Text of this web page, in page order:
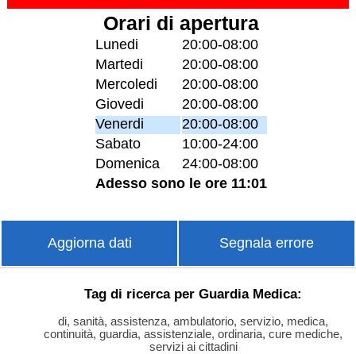
Orari di apertura
Lunedi
20:00-08:00
Martedi
20:00-08:00
Mercoledi
20:00-08:00
Giovedi
20:00-08:00
Venerdi
20:00-08:00
Sabato
10:00-24:00
Domenica
24:00-08:00
Adesso sono le ore 11:01
Aggiorna dati Segnala errore
Tag di ricerca per Guardia Medica:
di, sanità, assistenza, ambulatorio, servizio, medica,
continuità, guardia, assistenziale, ordinaria, cure mediche,
servizi ai cittadini